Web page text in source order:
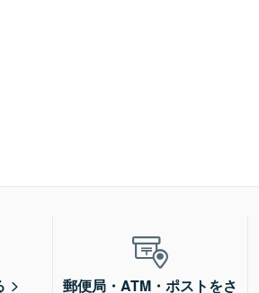
郵便局・ATM・ポストをさ